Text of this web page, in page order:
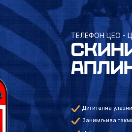
ТЕЛЕФОН ЦЕО -
Дигитална
Занимљива